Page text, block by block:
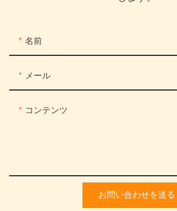
名前
メール
コンテンツ
お問い合わせを送る